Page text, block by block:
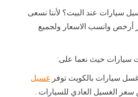
سيارات عند البيت؟ لأننا نسعى
أرخص وانسب الاسعار ولجميع
سيارات حيث نعما على:
سيارات بالكويت توفر غسيل
سعر الغسيل العادي للسيارات .